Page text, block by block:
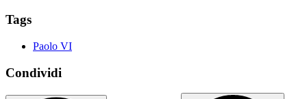
Tags
Paolo VI
Condividi